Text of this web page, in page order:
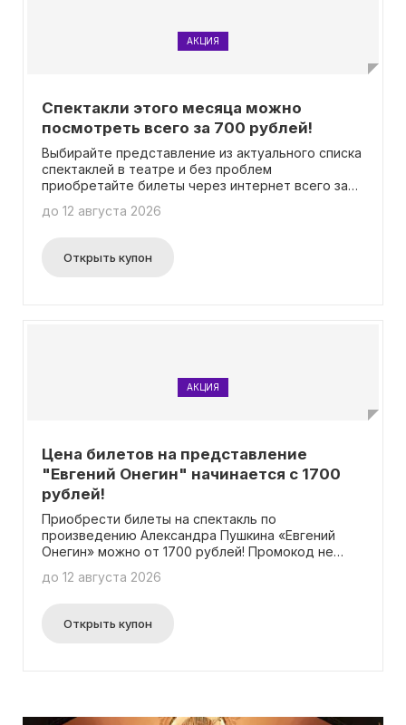
АКЦИЯ
Спектакли этого месяца можно
посмотреть всего за 700 рублей!
Выбирайте представление из актуального списка
спектаклей в театре и без проблем
приобретайте билеты через интернет всего за
до 12 августа 2026
Открыть купон
АКЦИЯ
Цена билетов на представление
"Евгений Онегин" начинается с 1700
рублей!
Приобрести билеты на спектакль по
произведению Александра Пушкина «Евгений
Онегин» можно от 1700 рублей! Промокод не
до 12 августа 2026
Открыть купон